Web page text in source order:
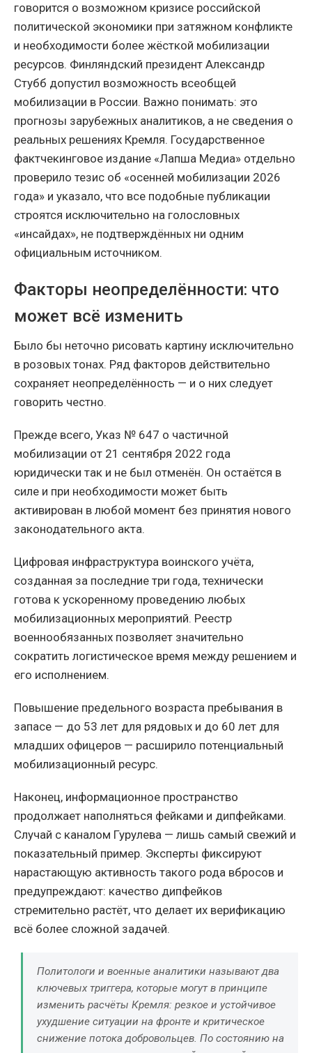
говорится о возможном кризисе российской
политической экономики при затяжном конфликте
и необходимости более жёсткой мобилизации
ресурсов. Финляндский президент Александр
Стубб допустил возможность всеобщей
мобилизации в России. Важно понимать: это
прогнозы зарубежных аналитиков, а не сведения о
реальных решениях Кремля. Государственное
фактчекинговое издание «Лапша Медиа» отдельно
проверило тезис об «осенней мобилизации 2026
года» и указало, что все подобные публикации
строятся исключительно на голословных
«инсайдах», не подтверждённых ни одним
официальным источником.
Факторы неопределённости: что
может всё изменить
Было бы неточно рисовать картину исключительно
в розовых тонах. Ряд факторов действительно
сохраняет неопределённость — и о них следует
говорить честно.
Прежде всего, Указ № 647 о частичной
мобилизации от 21 сентября 2022 года
юридически так и не был отменён. Он остаётся в
силе и при необходимости может быть
активирован в любой момент без принятия нового
законодательного акта.
Цифровая инфраструктура воинского учёта,
созданная за последние три года, технически
готова к ускоренному проведению любых
мобилизационных мероприятий. Реестр
военнообязанных позволяет значительно
сократить логистическое время между решением и
его исполнением.
Повышение предельного возраста пребывания в
запасе — до 53 лет для рядовых и до 60 лет для
младших офицеров — расширило потенциальный
мобилизационный ресурс.
Наконец, информационное пространство
продолжает наполняться фейками и дипфейками.
Случай с каналом Гурулева — лишь самый свежий и
показательный пример. Эксперты фиксируют
нарастающую активность такого рода вбросов и
предупреждают: качество дипфейков
стремительно растёт, что делает их верификацию
всё более сложной задачей.
Политологи и военные аналитики называют два
ключевых триггера, которые могут в принципе
изменить расчёты Кремля: резкое и устойчивое
ухудшение ситуации на фронте и критическое
снижение потока добровольцев. По состоянию на